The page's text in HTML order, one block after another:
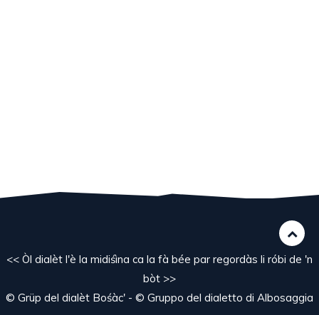
<< Òl dialèt l'è la midiśìna ca la fà bée par regordàs li róbi de 'n
bòt >>
© Grüp del dialèt Bośàc' - © Gruppo del dialetto di Albosaggia